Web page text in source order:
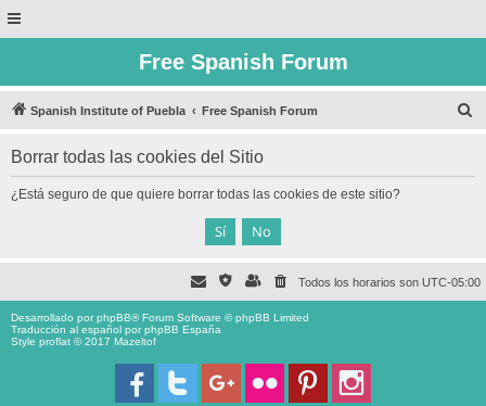
Free Spanish Forum
Spanish Institute of Puebla Free Spanish Forum
Borrar todas las cookies del Sitio
¿Está seguro de que quiere borrar todas las cookies de este sitio?
Todos los horarios son UTC-05:00
Desarrollado porphpBB® Forum Software © phpBB Limited
Traducción al español porphpBB España
Style proflat © 2017 Mazeltof